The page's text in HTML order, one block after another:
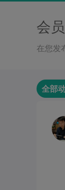
会
在您发
全部